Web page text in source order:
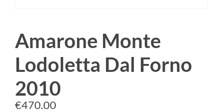
Amarone Monte
Lodoletta Dal Forno
2010
€470.00